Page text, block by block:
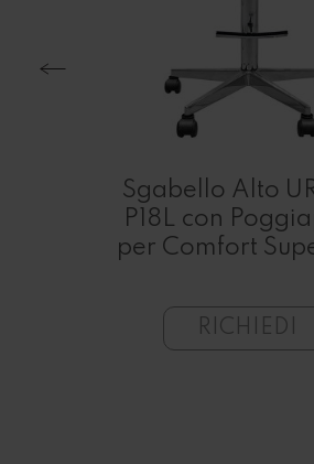
Sgabello Alto
P18L con
per Comfort
RICHIEDI